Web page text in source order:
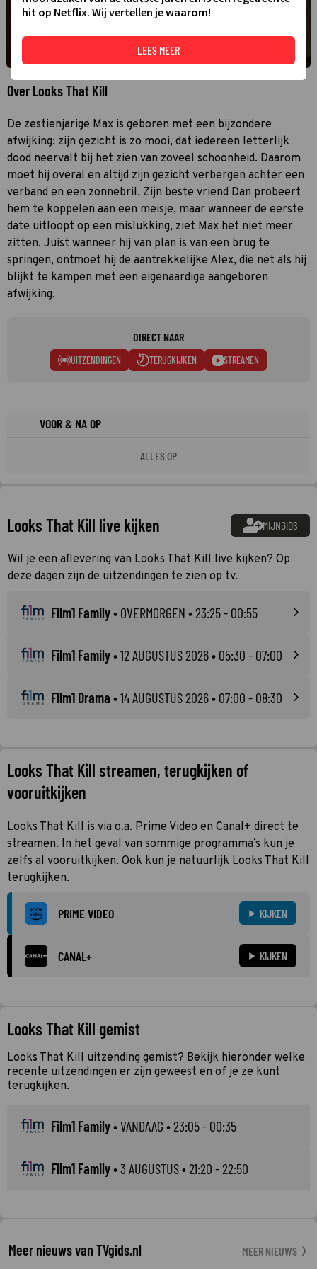
Over Looks That Kill
De zestienjarige Max is geboren met een bijzondere
afwijking: zijn gezicht is zo mooi, dat iedereen letterlijk
dood neervalt bij het zien van zoveel schoonheid. Daarom
moet hij overal en altijd zijn gezicht verbergen achter een
verband en een zonnebril. Zijn beste vriend Dan probeert
hem te koppelen aan een meisje, maar wanneer de eerste
date uitloopt op een mislukking, ziet Max het niet meer
zitten. Juist wanneer hij van plan is van een brug te
springen, ontmoet hij de aantrekkelijke Alex, die net als hij
blijkt te kampen met een eigenaardige aangeboren
afwijking.
DIRECT NAAR
UITZENDINGEN TERUGKIJKEN STREAMEN
VOOR & NA OP
ALLES OP
Looks That Kill live kijken MIJNGIDS
Wil je een aflevering van Looks That Kill live kijken? Op
deze dagen zijn de uitzendingen te zien op tv.
Film1 Family• OVERMORGEN • 23:25 - 00:55
Film1 Family•12 AUGUSTUS 2026• 05:30 - 07:00
Film1 Drama •14 AUGUSTUS 2026• 07:00 - 08:30
Looks That Kill streamen, terugkijken of
vooruitkijken
Looks That Kill is via o.a. Prime Video en Canal+ direct te
streamen. In het geval van sommige programma’s kun je
zelfs al vooruitkijken. Ook kun je natuurlijk Looks That Kill
terugkijken.
PRIME VIDEO KIJKEN
CANAL+ KIJKEN
Looks That Kill gemist
Looks That Kill uitzending gemist? Bekijk hieronder welke
recente uitzendingen er zijn geweest en of je ze kunt
terugkijken.
Film1 Family•VANDAAG • 23:05 - 00:35
Film1 Family•3 AUGUSTUS• 21:20 - 22:50
Meer nieuws van TVgids.nl MEER NIEUWS
hit op Netflix. Wij vertellen je waarom!
LEES MEER